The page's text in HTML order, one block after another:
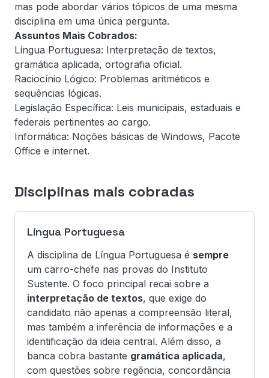
mas pode abordar vários tópicos de uma mesma
disciplina em uma única pergunta.
Assuntos Mais Cobrados:
Língua Portuguesa: Interpretação de textos,
gramática aplicada, ortografia oficial.
Raciocínio Lógico: Problemas aritméticos e
sequências lógicas.
Legislação Específica: Leis municipais, estaduais e
federais pertinentes ao cargo.
Informática: Noções básicas de Windows, Pacote
Office e internet.
Disciplinas mais cobradas
Língua Portuguesa
A disciplina de Língua Portuguesa é sempre
um carro-chefe nas provas do Instituto
Sustente. O foco principal recai sobre a
interpretação de textos, que exige do
candidato não apenas a compreensão literal,
mas também a inferência de informações e a
identificação da ideia central. Além disso, a
banca cobra bastante gramática aplicada,
com questões sobre regência, concordância